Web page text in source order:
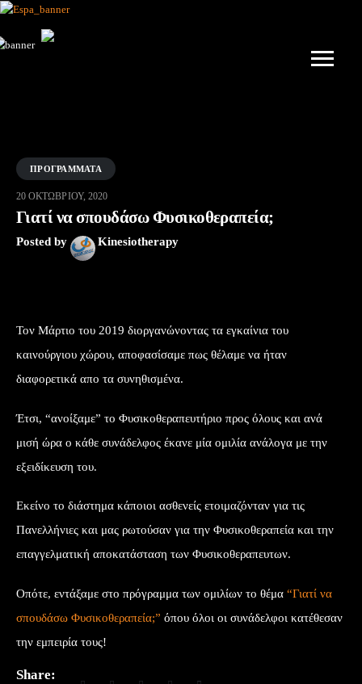
ΠΡΟΓΡΆΜΜΑΤΑ
20 ΟΚΤΩΒΡΊΟΥ, 2020
Γιατί να σπουδάσω Φυσικοθεραπεία;
Posted by Kinesiotherapy
Τον Μάρτιο του 2019 διοργανώνοντας τα εγκαίνια του
καινούργιου χώρου, αποφασίσαμε πως θέλαμε να ήταν
διαφορετικά απο τα συνηθισμένα.
Έτσι, “ανοίξαμε” το Φυσικοθεραπευτήριο προς όλους και ανά
μισή ώρα ο κάθε συνάδελφος έκανε μία ομιλία ανάλογα με την
εξειδίκευση του.
Εκείνο το διάστημα κάποιοι ασθενείς ετοιμαζόνταν για τις
Πανελλήνιες και μας ρωτούσαν για την Φυσικοθεραπεία και την
επαγγελματική αποκατάσταση των Φυσικοθεραπευτων.
Οπότε, εντάξαμε στο πρόγραμμα των ομιλίων το θέμα “Γιατί να
σπουδάσω Φυσικοθεραπεία;” όπου όλοι οι συνάδελφοι κατέθεσαν
την εμπειρία τους!
Share: